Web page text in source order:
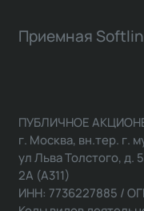
Приемная
ПУБЛИЧНОЕ
г. Москва, вн.тер. г.
ул Льва Толстого, д.
2А (А311)
ИНН: 7736227885 /